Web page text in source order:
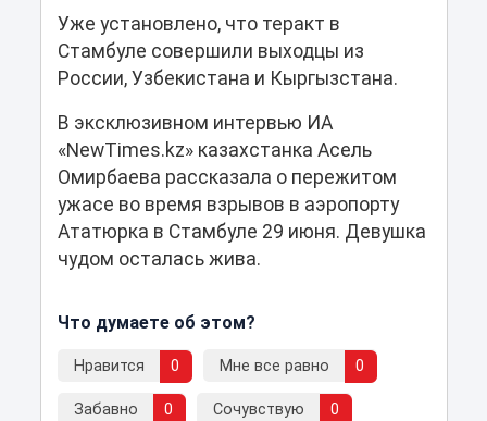
Уже установлено, что теракт в
Стамбуле совершили выходцы из
России, Узбекистана и Кыргызстана.
В эксклюзивном интервью ИА
«NewTimes.kz» казахстанка Асель
Омирбаева рассказала о пережитом
ужасе во время взрывов в аэропорту
Ататюрка в Стамбуле 29 июня. Девушка
чудом осталась жива.
Что думаете об этом?
Нравится 0 Мне все равно 0
Забавно 0 Сочувствую 0